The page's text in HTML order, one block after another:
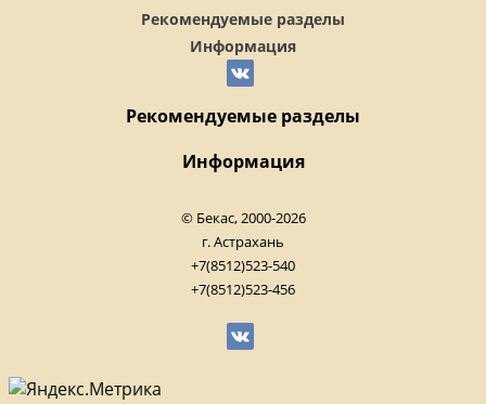
Рекомендуемые разделы
Информация
Рекомендуемые разделы
Информация
© Бекас, 2000-2026
г. Астрахань
+7(8512)523-540
+7(8512)523-456